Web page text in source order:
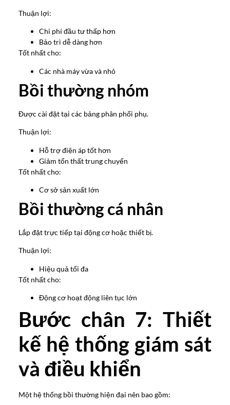
Thuận lợi:
Chi phí đầu tư thấp hơn
Bảo trì dễ dàng hơn
Tốt nhất cho:
Các nhà máy vừa và nhỏ
Bồi thường nhóm
Được cài đặt tại các bảng phân phối phụ.
Thuận lợi:
Hỗ trợ điện áp tốt hơn
Giảm tổn thất trung chuyển
Tốt nhất cho:
Cơ sở sản xuất lớn
Bồi thường cá nhân
Lắp đặt trực tiếp tại động cơ hoặc thiết bị.
Thuận lợi:
Hiệu quả tối đa
Tốt nhất cho:
Động cơ hoạt động liên tục lớn
Bước chân 7: Thiết
kế hệ thống giám sát
và điều khiển
Một hệ thống bồi thường hiện đại nên bao gồm: